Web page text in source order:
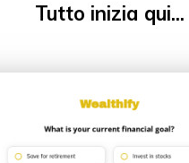
Tutto inizia qui...